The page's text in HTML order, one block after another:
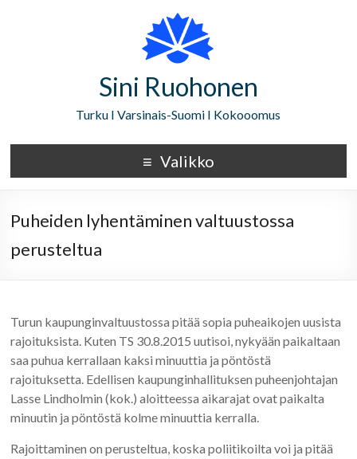
Sini Ruohonen
Turku I Varsinais-Suomi I Kokooomus
Valikko
Puheiden lyhentäminen valtuustossa
perusteltua
Turun kaupunginvaltuustossa pitää sopia puheaikojen uusista
rajoituksista. Kuten TS 30.8.2015 uutisoi, nykyään paikaltaan
saa puhua kerrallaan kaksi minuuttia ja pöntöstä
rajoituksetta. Edellisen kaupunginhallituksen puheenjohtajan
Lasse Lindholmin (kok.) aloitteessa aikarajat ovat paikalta
minuutin ja pöntöstä kolme minuuttia kerralla.
Rajoittaminen on perusteltua, koska poliitikoilta voi ja pitää